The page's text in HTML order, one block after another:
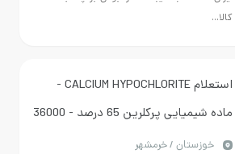
استعلام CALCIUM HYPOCHLORITE -
ماده شیمیایی پرکلرین 65 درصد - 36000
/ خرمشهر